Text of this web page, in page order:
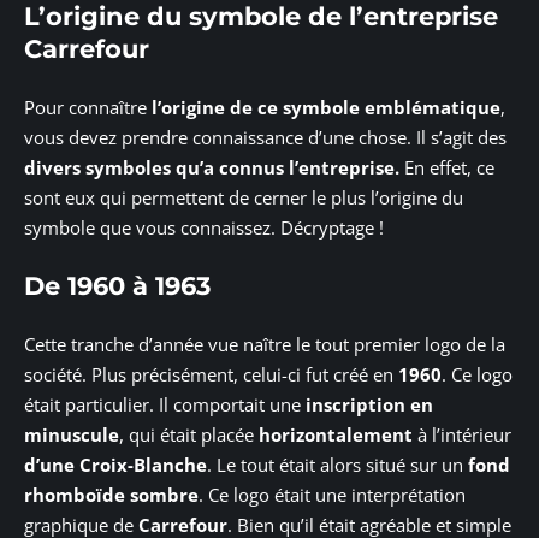
L’origine du symbole de l’entreprise
Carrefour
Pour connaître l’origine de ce symbole emblématique,
vous devez prendre connaissance d’une chose. Il s’agit des
divers symboles qu’a connus l’entreprise. En effet, ce
sont eux qui permettent de cerner le plus l’origine du
symbole que vous connaissez. Décryptage !
De 1960 à 1963
Cette tranche d’année vue naître le tout premier logo de la
société. Plus précisément, celui-ci fut créé en 1960. Ce logo
était particulier. Il comportait une inscription en
minuscule, qui était placée horizontalement à l’intérieur
d’une Croix-Blanche. Le tout était alors situé sur un fond
rhomboïde sombre. Ce logo était une interprétation
graphique de Carrefour. Bien qu’il était agréable et simple